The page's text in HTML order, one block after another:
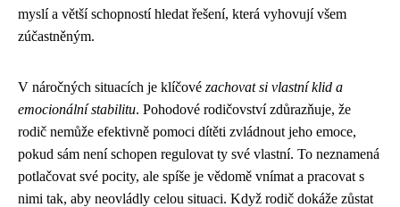
myslí a větší schopností hledat řešení, která vyhovují všem
zúčastněným.
V náročných situacích je klíčové zachovat si vlastní klid a
emocionální stabilitu. Pohodové rodičovství zdůrazňuje, že
rodič nemůže efektivně pomoci dítěti zvládnout jeho emoce,
pokud sám není schopen regulovat ty své vlastní. To neznamená
potlačovat své pocity, ale spíše je vědomě vnímat a pracovat s
nimi tak, aby neovládly celou situaci. Když rodič dokáže zůstat